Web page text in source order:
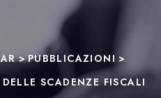
>PUBBLICAZIONI >
SCADENZE FISCALI